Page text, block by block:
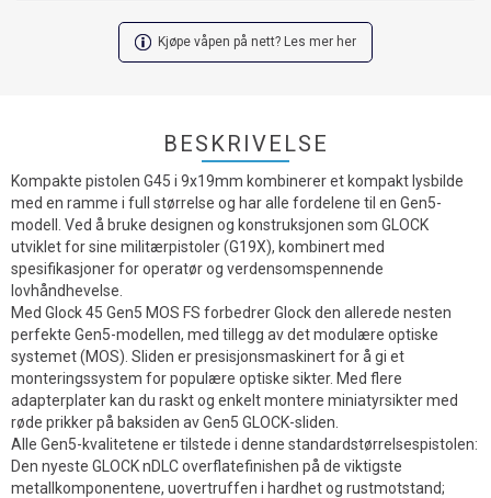
Kjøpe våpen på nett? Les mer her
BESKRIVELSE
Kompakte pistolen G45 i 9x19mm kombinerer et kompakt lysbilde
med en ramme i full størrelse og har alle fordelene til en Gen5-
modell. Ved å bruke designen og konstruksjonen som GLOCK
utviklet for sine militærpistoler (G19X), kombinert med
spesifikasjoner for operatør og verdensomspennende
lovhåndhevelse.
Med Glock 45 Gen5 MOS FS forbedrer Glock den allerede nesten
perfekte Gen5-modellen, med tillegg av det modulære optiske
systemet (MOS). Sliden er presisjonsmaskinert for å gi et
monteringssystem for populære optiske sikter. Med flere
adapterplater kan du raskt og enkelt montere miniatyrsikter med
røde prikker på baksiden av Gen5 GLOCK-sliden.
Alle Gen5-kvalitetene er tilstede i denne standardstørrelsespistolen:
Den nyeste GLOCK nDLC overflatefinishen på de viktigste
metallkomponentene, uovertruffen i hardhet og rustmotstand;